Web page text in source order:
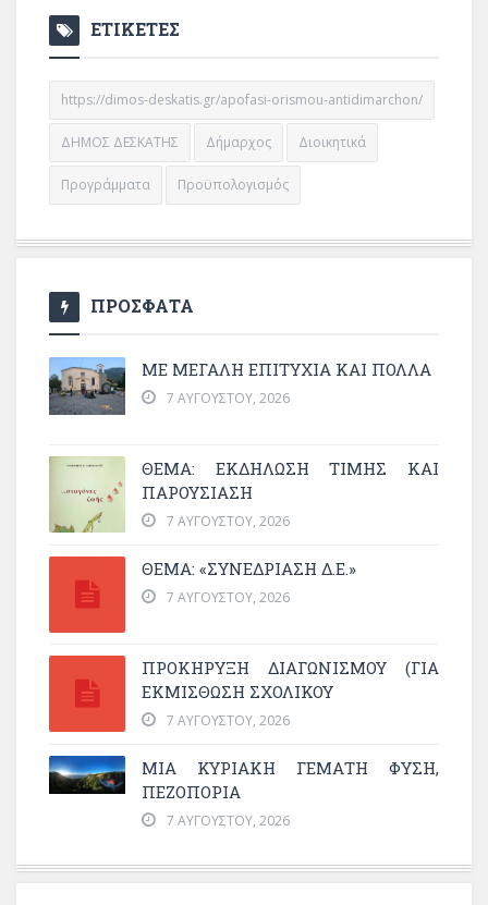
ΕΤΙΚΕΤΕΣ
https://dimos-deskatis.gr/apofasi-orismou-antidimarchon/
ΔΗΜΟΣ ΔΕΣΚΑΤΗΣ Δήμαρχος Διοικητικά
Προγράμματα Προϋπολογισμός
ΠΡΟΣΦΑΤΑ
ΜΕ ΜΕΓΆΛΗ ΕΠΙΤΥΧΊΑ ΚΑΙ ΠΟΛΛΆ
7 ΑΥΓΟΎΣΤΟΥ, 2026
ΘΈΜΑ: ΕΚΔΉΛΩΣΗ ΤΙΜΉΣ ΚΑΙ
ΠΑΡΟΥΣΊΑΣΗ
7 ΑΥΓΟΎΣΤΟΥ, 2026
ΘΕΜΑ: «ΣΥΝΕΔΡΊΑΣΗ Δ.Ε.»
7 ΑΥΓΟΎΣΤΟΥ, 2026
ΠΡΟΚΗΡΥΞΗ ΔΙΑΓΩΝΙΣΜΟΥ (ΓΙΑ
ΕΚΜΊΣΘΩΣΗ ΣΧΟΛΙΚΟΎ
7 ΑΥΓΟΎΣΤΟΥ, 2026
ΜΙΑ ΚΥΡΙΑΚΉ ΓΕΜΆΤΗ ΦΎΣΗ,
ΠΕΖΟΠΟΡΊΑ
7 ΑΥΓΟΎΣΤΟΥ, 2026